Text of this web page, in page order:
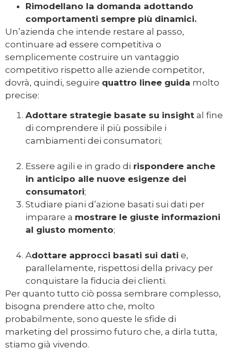
Rimodellano la domanda adottando
comportamenti sempre più dinamici.
Un’azienda che intende restare al passo,
continuare ad essere competitiva o
semplicemente costruire un vantaggio
competitivo rispetto alle aziende competitor,
dovrà, quindi, seguire quattro linee guida molto
precise:
Adottare strategie basate su insight al fine
di comprendere il più possibile i
cambiamenti dei consumatori;
Essere agili e in grado di rispondere anche
in anticipo alle nuove esigenze dei
consumatori;
Studiare piani d’azione basati sui dati per
imparare a mostrare le giuste informazioni
al giusto momento;
Adottare approcci basati sui dati e,
parallelamente, rispettosi della privacy per
conquistare la fiducia dei clienti.
Per quanto tutto ciò possa sembrare complesso,
bisogna prendere atto che, molto
probabilmente, sono queste le sfide di
marketing del prossimo futuro che, a dirla tutta,
stiamo già vivendo.